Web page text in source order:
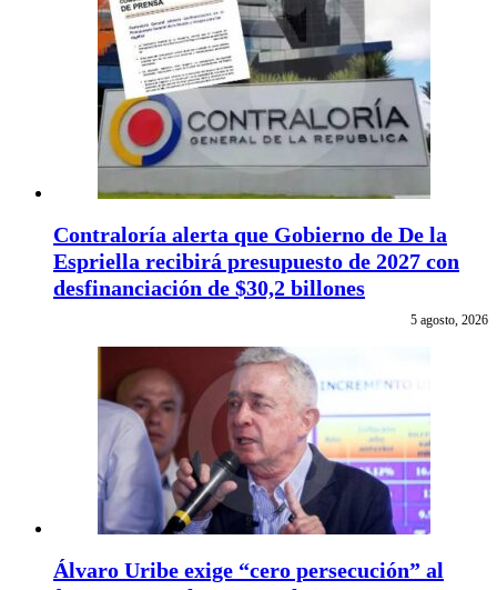
Contraloría alerta que Gobierno de De la
Espriella recibirá presupuesto de 2027 con
desfinanciación de $30,2 billones
5 agosto, 2026
Álvaro Uribe exige “cero persecución” al